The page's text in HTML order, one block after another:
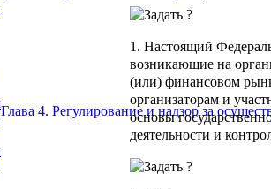
Глава 4. Регулирование и надзор за
1. Настоящий
возникающие на
(или) финансовом
организаторам и
основы
деятельности и